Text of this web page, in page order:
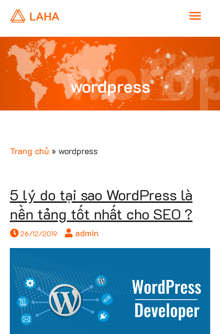
M
a
i
n
u
wordpress
Trang chủ » wordpress
5 lý do tại sao WordPress là
nền tảng tốt nhất cho SEO ?
26/12/2019 admin